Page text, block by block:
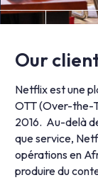
Our
Netflix est une
OTT (Over-the-
2016. Au-delà
que service,
opérations en
produire du